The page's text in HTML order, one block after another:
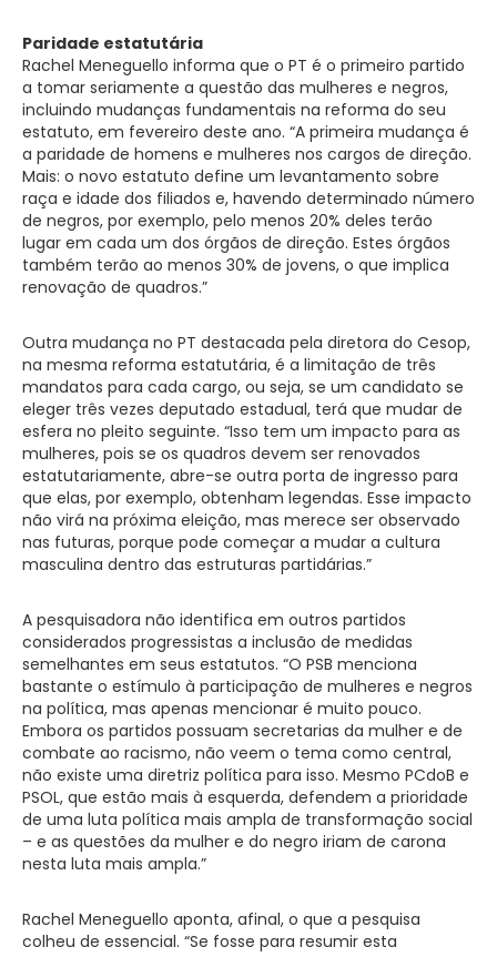
Paridade estatutária
Rachel Meneguello informa que o PT é o primeiro partido
a tomar seriamente a questão das mulheres e negros,
incluindo mudanças fundamentais na reforma do seu
estatuto, em fevereiro deste ano. “A primeira mudança é
a paridade de homens e mulheres nos cargos de direção.
Mais: o novo estatuto define um levantamento sobre
raça e idade dos filiados e, havendo determinado número
de negros, por exemplo, pelo menos 20% deles terão
lugar em cada um dos órgãos de direção. Estes órgãos
também terão ao menos 30% de jovens, o que implica
renovação de quadros.”
Outra mudança no PT destacada pela diretora do Cesop,
na mesma reforma estatutária, é a limitação de três
mandatos para cada cargo, ou seja, se um candidato se
eleger três vezes deputado estadual, terá que mudar de
esfera no pleito seguinte. “Isso tem um impacto para as
mulheres, pois se os quadros devem ser renovados
estatutariamente, abre-se outra porta de ingresso para
que elas, por exemplo, obtenham legendas. Esse impacto
não virá na próxima eleição, mas merece ser observado
nas futuras, porque pode começar a mudar a cultura
masculina dentro das estruturas partidárias.”
A pesquisadora não identifica em outros partidos
considerados progressistas a inclusão de medidas
semelhantes em seus estatutos. “O PSB menciona
bastante o estímulo à participação de mulheres e negros
na política, mas apenas mencionar é muito pouco.
Embora os partidos possuam secretarias da mulher e de
combate ao racismo, não veem o tema como central,
não existe uma diretriz política para isso. Mesmo PCdoB e
PSOL, que estão mais à esquerda, defendem a prioridade
de uma luta política mais ampla de transformação social
– e as questões da mulher e do negro iriam de carona
nesta luta mais ampla.”
Rachel Meneguello aponta, afinal, o que a pesquisa
colheu de essencial. “Se fosse para resumir esta